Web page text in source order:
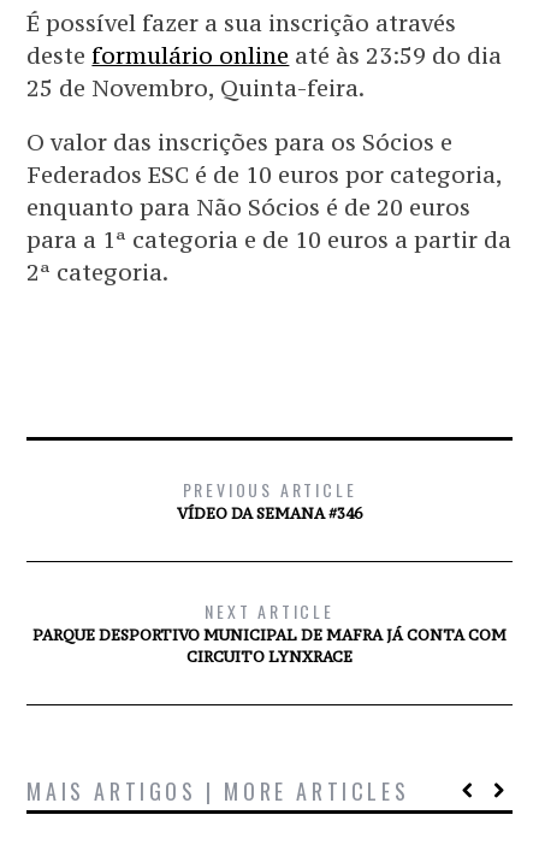
É possível fazer a sua inscrição através
deste formulário online até às 23:59 do dia
25 de Novembro, Quinta-feira.
O valor das inscrições para os Sócios e
Federados ESC é de 10 euros por categoria,
enquanto para Não Sócios é de 20 euros
para a 1ª categoria e de 10 euros a partir da
2ª categoria.
PREVIOUS ARTICLE
VÍDEO DA SEMANA #346
NEXT ARTICLE
PARQUE DESPORTIVO MUNICIPAL DE MAFRA JÁ CONTA COM
CIRCUITO LYNXRACE
MAIS ARTIGOS | MORE ARTICLES